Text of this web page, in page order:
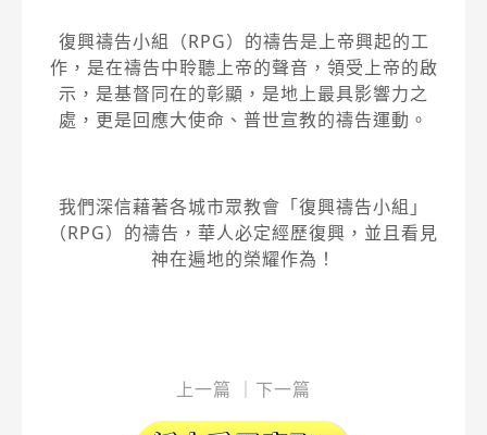
復興禱告小組（RPG）的禱告是上帝興起的工
作，是在禱告中聆聽上帝的聲音，領受上帝的啟
示，是基督同在的彰顯，是地上最具影響力之
處，更是回應大使命、普世宣教的禱告運動。
我們深信藉著各城市眾教會「復興禱告小組」
（RPG）的禱告，華人必定經歷復興，並且看見
神在遍地的榮耀作為！
上一篇 ｜ 下一篇